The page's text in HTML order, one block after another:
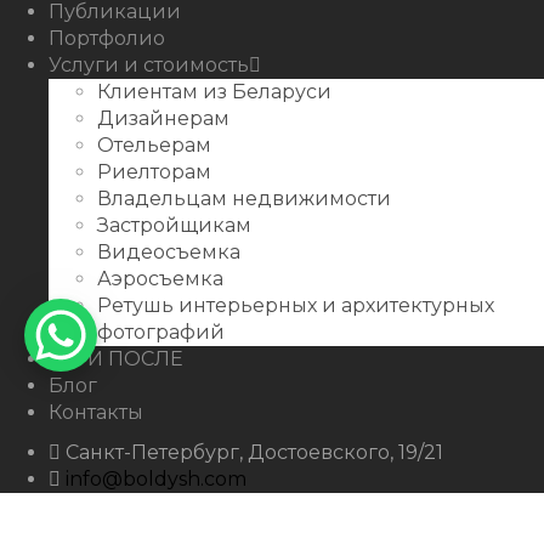
Публикации
Портфолио
Услуги и стоимость
Клиентам из Беларуси
Дизайнерам
Отельерам
Риелторам
Владельцам недвижимости
Застройщикам
Видеосъемка
Аэросъемка
Ретушь интерьерных и архитектурных
фотографий
ДО И ПОСЛЕ
Блог
Контакты
Санкт-Петербург, Достоевского, 19/21
info@boldysh.com